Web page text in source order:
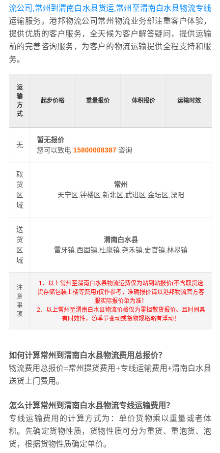
流公司,常州到渭南白水县货运,常州至渭南白水县物流专线
运输服务。港邦物流公司常州物流业务部注重客户体验，
提供优质的客户服务，全天候为客户解答疑问，提供运输
前的完善咨询服务，为客户的物流运输提供全程支持和服
务。
运
输
方
式
起步价格 重量报价 体积报价 运输时效
无
暂无报价
您可以致电 15800008387 咨询
取
货
区
域
常州
天宁区,钟楼区,新北区,武进区,金坛区,溧阳
送
货
区
域
渭南白水县
雷牙镇,西固镇,杜康镇,尧禾镇,史官镇,林皋镇
注
意
事
项
1、以上常州至渭南白水县物流运费仅为站到站报价(不含取货送
货存储包装上楼等费用)仅作参考，准确报价请以港邦物流官方客
服实际报价单为准！
2、以上常州至渭南白水县物流价格仅为零担散货报价、且时间具
有时效性，随季节变动或货物规格略有浮动！
如何计算常州到渭南白水县物流费用总报价？
物流费用总报价=常州提货费用+专线运输费用+渭南白水县
送货上门费用。
怎么计算常州到渭南白水县物流专线运输费用？
专线运输费用的计算方式为：单价货物乘以重量或者体
积。先确定货物性质，货物性质可分为重货、重泡货、泡
货，根据货物性质确定单价。